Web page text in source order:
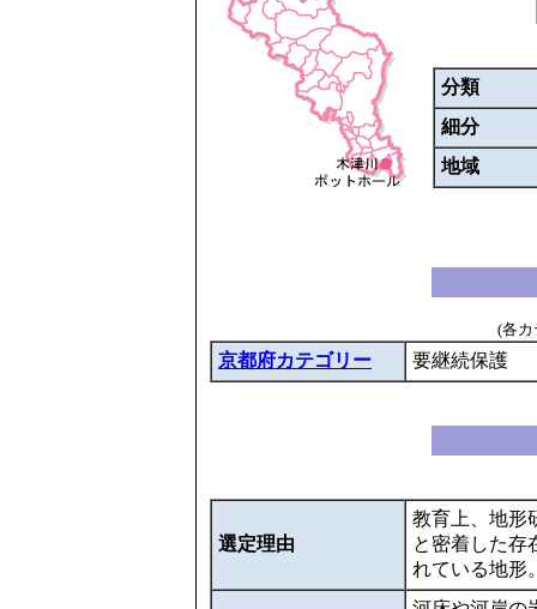
分類
細分
地域
(各
京都府カテゴリー 要継続保護
選定理由
教育上、地形
と密着した存
れている地形